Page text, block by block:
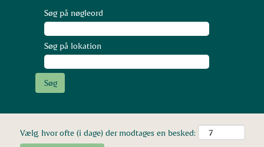
Søg på nøgleord
Søg på lokation
Vælg, hvor ofte (i dage) der modtages en besked: